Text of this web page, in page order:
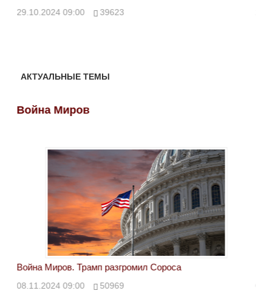
28.10.2024 13:30 43112
АКТУАЛЬНЫЕ ТЕМЫ
Война Миров
Война Миров. Трамп разгромил Сороса
08.11.2024 09:00 50969